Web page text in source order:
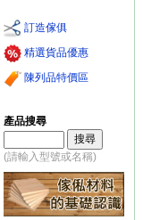
訂造傢俱
精選貨品優惠
陳列品特價區
產品搜尋
(請輸入型號或名稱)